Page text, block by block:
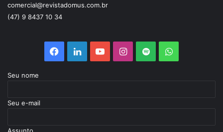
comercial@revistadomus.com.br
(47) 9 8437 10 34
Facebook
LinkedinYouTubeInstagram
SpotifyWhatsApp
Seu nome
Seu e-mail
Assunto